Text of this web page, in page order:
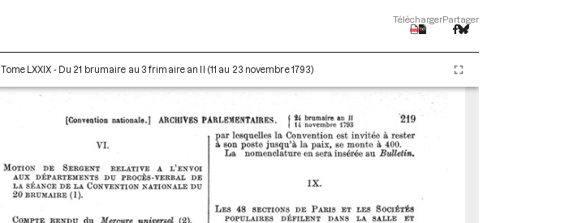
TéléchargerPartager
Tome LXXIX - Du 21 brumaire au 3 frimaire an II (11 au 23 novembre 1793)